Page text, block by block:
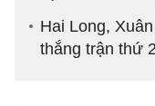
Hai Long,
thắng trận thứ